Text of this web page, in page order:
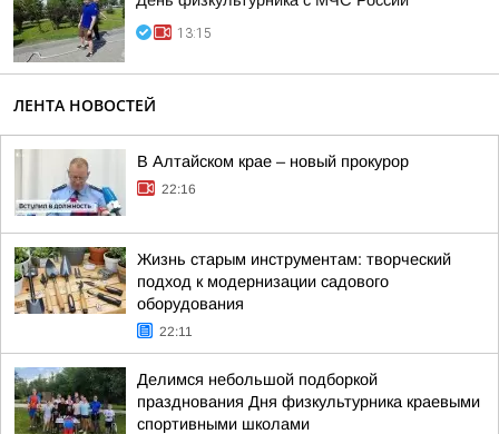
13:15
ЛЕНТА НОВОСТЕЙ
В Алтайском крае – новый прокурор
22:16
Жизнь старым инструментам: творческий
подход к модернизации садового
оборудования
22:11
Делимся небольшой подборкой
празднования Дня физкультурника краевыми
спортивными школами